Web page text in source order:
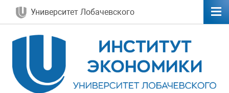
Университет Лобачевского